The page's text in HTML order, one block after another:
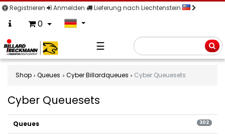
Registrieren Anmelden Lieferung nach Liechtenstein
0
☰
Shop Queues Cyber Billardqueues Cyber Queuesets
Cyber Queuesets
Cyber
Queuesets
Queues 302